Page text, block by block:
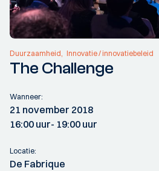
Duurzaamheid Innovatie / innovatiebeleid
The Challenge
Wanneer:
21 november 2018
16:00 uur- 19:00 uur
Locatie:
De Fabrique